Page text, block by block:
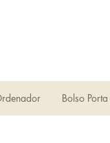
Bolso